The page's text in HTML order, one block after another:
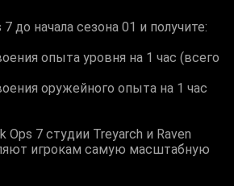
до начала сезона 01 и получите:
опыта уровня на 1 час (всего
оружейного опыта на 1 час
Ops 7 студии Treyarch и Raven
игрокам самую масштабную